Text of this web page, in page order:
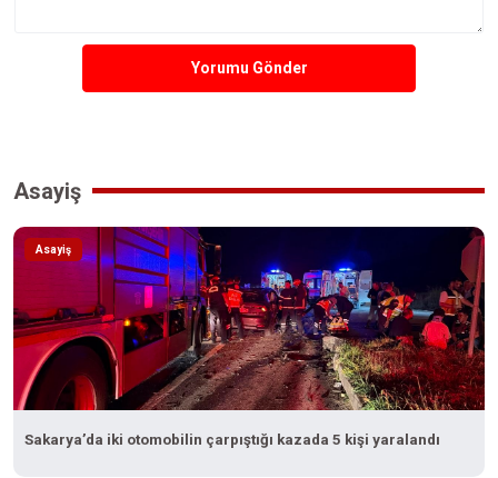
Yorumu Gönder
Asayiş
Asayiş
Sakarya’da iki otomobilin çarpıştığı kazada 5 kişi yaralandı